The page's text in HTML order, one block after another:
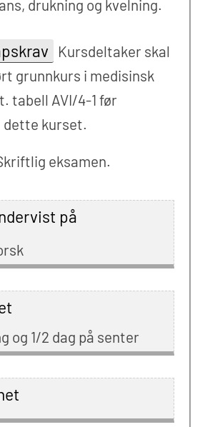
drukning og kvelning.
Kursdeltaker skal
grunnkurs i medisinsk
tabell AVI/4-1 før
dette kurset.
eksamen.
på
og 1/2 dag på senter